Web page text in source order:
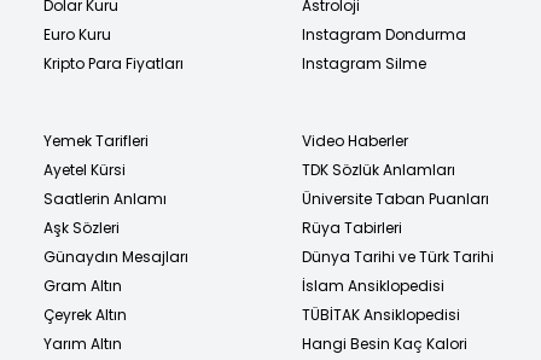
Dolar Kuru
Euro Kuru
Kripto Para Fiyatları
Astroloji
Instagram Dondurma
Instagram Silme
Yemek Tarifleri
Ayetel Kürsi
Saatlerin Anlamı
Aşk Sözleri
Günaydın Mesajları
Gram Altın
Çeyrek Altın
Yarım Altın
Video Haberler
TDK Sözlük Anlamları
Üniversite Taban Puanları
Rüya Tabirleri
Dünya Tarihi ve Türk Tarihi
İslam Ansiklopedisi
TÜBİTAK Ansiklopedisi
Hangi Besin Kaç Kalori